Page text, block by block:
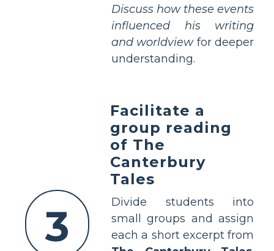
Discuss how these events
influenced his writing
and worldviewfor deeper
understanding.
3
Facilitate a
group reading
of The
Canterbury
Tales
Divide students into
small groups and assign
each a short excerpt from